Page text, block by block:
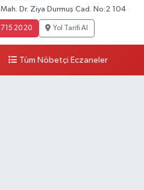
Dr. Ziya Durmuş Cad. No:2 104
20 20 Yol Tarifi Al
Tüm Nöbetçi Eczaneler